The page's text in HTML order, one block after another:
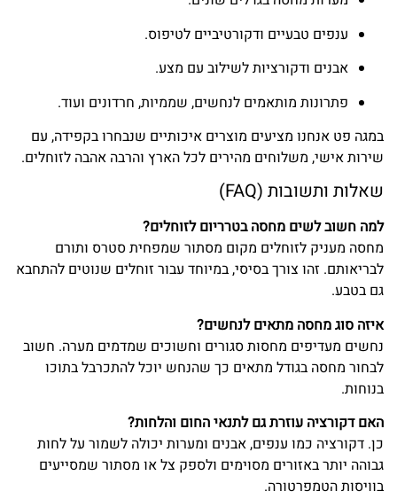
ענפים טבעיים ודקורטיביים לטיפוס.
אבנים ודקורציות לשילוב עם מצע.
פתרונות מותאמים לנחשים, שממיות, חרדונים ועוד.
במגה פט אנחנו מציעים מוצרים איכותיים שנבחרו בקפידה, עם
שירות אישי, משלוחים מהירים לכל הארץ והרבה אהבה לזוחלים.
שאלות ותשובות (FAQ)
למה חשוב לשים מחסה בטרריום לזוחלים?
מחסה מעניק לזוחלים מקום מסתור שמפחית סטרס ותורם
לבריאותם. זהו צורך בסיסי, במיוחד עבור זוחלים שנוטים להתחבא
גם בטבע.
איזה סוג מחסה מתאים לנחשים?
נחשים מעדיפים מחסות סגורים וחשוכים שמדמים מערה. חשוב
לבחור מחסה בגודל מתאים כך שהנחש יוכל להתכרבל בתוכו
בנוחות.
האם דקורציה עוזרת גם לתנאי החום והלחות?
כן. דקורציה כמו ענפים, אבנים ומערות יכולה לשמור על לחות
גבוהה יותר באזורים מסוימים ולספק צל או מסתור שמסייעים
בוויסות הטמפרטורה.